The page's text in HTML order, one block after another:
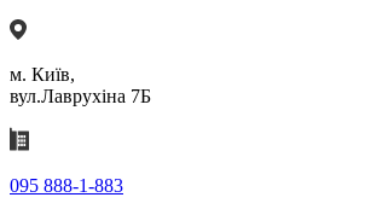
м. Київ,
вул.Лаврухіна 7Б
095 888-1-883